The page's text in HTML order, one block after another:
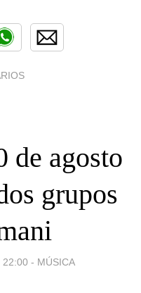
de agosto
grupos
22:00 - MÚSICA